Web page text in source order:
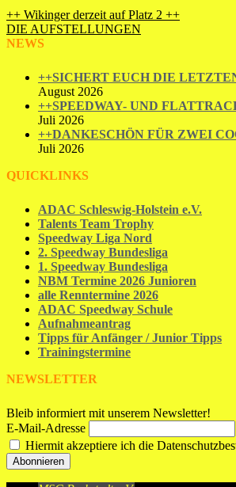
Beitragsnavigation
++ Wikinger derzeit auf Platz 2 ++
DIE AUFSTELLUNGEN
NEWS
++SICHERT EUCH DIE
August 2026
++SPEEDWAY- UND
Juli 2026
++DANKESCHÖN FÜR ZWEI
Juli 2026
QUICKLINKS
ADAC Schleswig-Holstein e.V.
Talents Team Trophy
Speedway Liga Nord
2. Speedway Bundesliga
1. Speedway Bundesliga
NBM Termine 2026 Junioren
alle Renntermine 2026
ADAC Speedway Schule
Aufnahmeantrag
Tipps für Anfänger / Junior Tipps
Trainingstermine
NEWSLETTER
Bleib informiert mit unserem Newsletter!
E-Mail-Adresse
Hiermit akzeptiere ich die